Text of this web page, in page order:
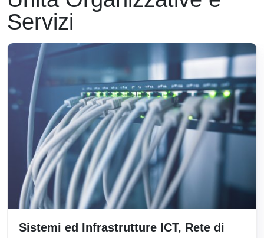
Servizi
Sistemi ed Infrastrutture ICT, Rete di